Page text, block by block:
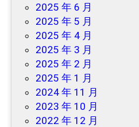
2025 年 6 月
2025 年 5 月
2025 年 4 月
2025 年 3 月
2025 年 2 月
2025 年 1 月
2024 年 11 月
2023 年 10 月
2022 年 12 月